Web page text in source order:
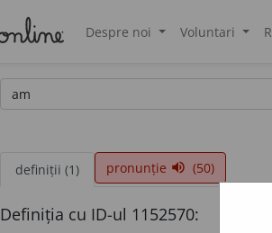
Despre noi Voluntari
definiții (1) pronunție volume_up (50)
Definiția cu ID-ul 1152570: